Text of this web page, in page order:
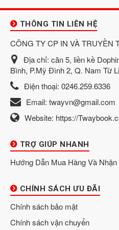
THÔNG TIN LIÊN HỆ
CÔNG TY CP IN VÀ TRUYỀN
Địa chỉ: căn 5, liền kề
Bình, P.Mỹ Đình 2, Q. Nam Từ
Điện thoại: 0246.259.6336
Email: twayvn@gmail.com
Website: https://
TRỢ GIÚP NHANH
Hướng Dẫn Mua Hàng Và
CHÍNH SÁCH ƯU ĐÃI
Chính sách bảo mật
Chính sách vận chuyển